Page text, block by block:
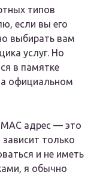
типов
если вы его
выбирать вам
услуг. Но
в памятке
официальном
адрес — это
только
и не иметь
я обычно